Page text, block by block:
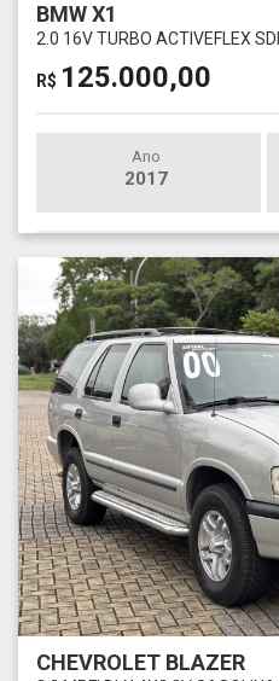
BMW X1
2.0 16V TURBO ACTIVEFLEX
R$ 125.000,00
Ano
2017
CHEVROLET BLAZER